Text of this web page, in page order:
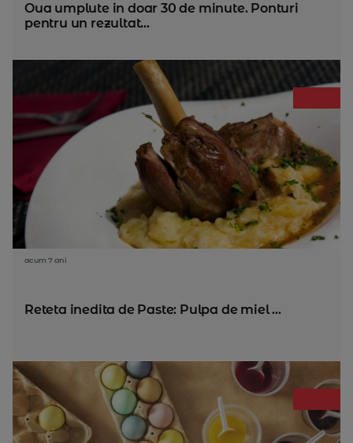
Oua umplute in doar 30 de minute. Ponturi
pentru un rezultat...
acum 7 ani
Reteta inedita de Paste: Pulpa de miel ...